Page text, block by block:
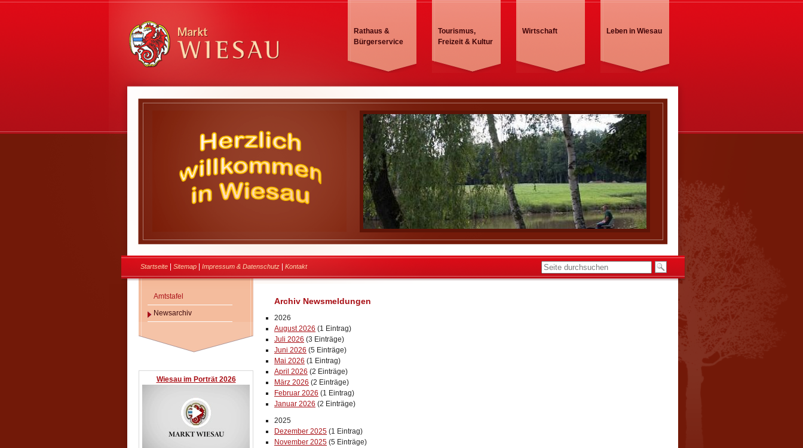
Rathaus &
Bürgerservice
Tourismus,
Freizeit & Kultur
Wirtschaft Leben in Wiesau
Startseite Sitemap Impressum & Datenschutz Kontakt
Archiv Newsmeldungen
2026
August 2026 (1 Eintrag)
Juli 2026 (3 Einträge)
Juni 2026 (5 Einträge)
Mai 2026 (1 Eintrag)
April 2026 (2 Einträge)
März 2026 (2 Einträge)
Februar 2026 (1 Eintrag)
Januar 2026 (2 Einträge)
2025
Dezember 2025 (1 Eintrag)
November 2025 (5 Einträge)
Amtstafel
Newsarchiv
Wiesau im Porträt 2026